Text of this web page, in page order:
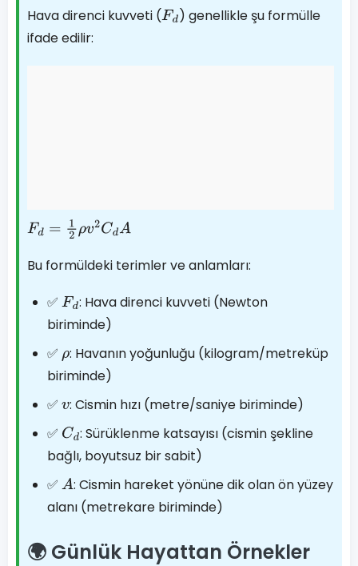
Hava direnci kuvveti (Fd ) genellikle şu formülle
ifade edilir:
Fd=12 ρv2CdA
Bu formüldeki terimler ve anlamları:
✅ Fd: Hava direnci kuvveti (Newton
biriminde)
✅ ρ: Havanın yoğunluğu (kilogram/metreküp
biriminde)
✅ v: Cismin hızı (metre/saniye biriminde)
✅ Cd: Sürüklenme katsayısı (cismin şekline
bağlı, boyutsuz bir sabit)
✅ A: Cismin hareket yönüne dik olan ön yüzey
alanı (metrekare biriminde)
🌍 Günlük Hayattan Örnekler